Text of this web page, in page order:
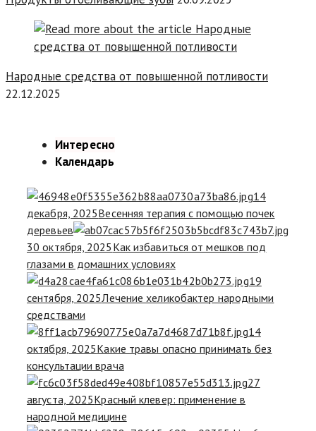
Народные средства от повышенной потливости
22.12.2025
Интересно
Календарь
14
декабря, 2025Весенняя терапия с помощью почек
деревьев
30 октября, 2025 Как избавиться от мешков под
глазами в домашних условиях
19
сентября, 2025Лечение хеликобактер народными
средствами
14
октября, 2025Какие травы опасно принимать без
консультации врача
27
августа, 2025Красный клевер: применение в
народной медицине